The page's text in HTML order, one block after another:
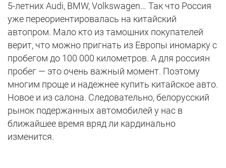
5-летних Audi, BMW, Volkswagen… Так что Россия
уже переориентировалась на китайский
автопром. Мало кто из тамошних покупателей
верит, что можно пригнать из Европы иномарку с
пробегом до 100 000 километров. А для россиян
пробег — это очень важный момент. Поэтому
многим проще и надежнее купить китайское авто.
Новое и из салона. Следовательно, белорусский
рынок подержанных автомобилей у нас в
ближайшее время вряд ли кардинально
изменится.